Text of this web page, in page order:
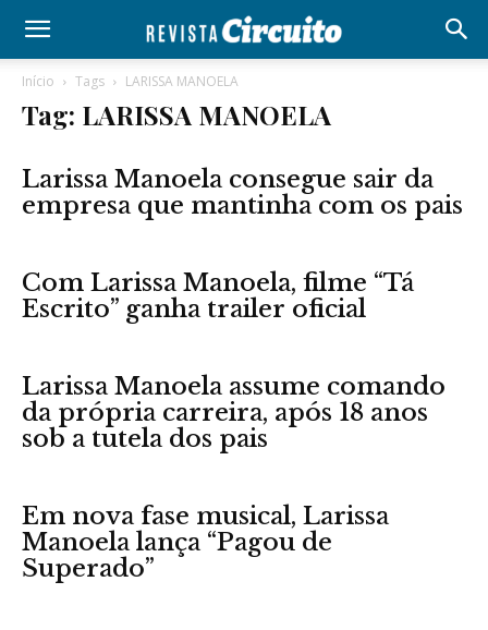
Início Tags LARISSA MANOELA
Tag: LARISSA MANOELA
Larissa Manoela consegue sair da
empresa que mantinha com os pais
Com Larissa Manoela, filme “Tá
Escrito” ganha trailer oficial
Larissa Manoela assume comando
da própria carreira, após 18 anos
sob a tutela dos pais
Em nova fase musical, Larissa
Manoela lança “Pagou de
Superado”